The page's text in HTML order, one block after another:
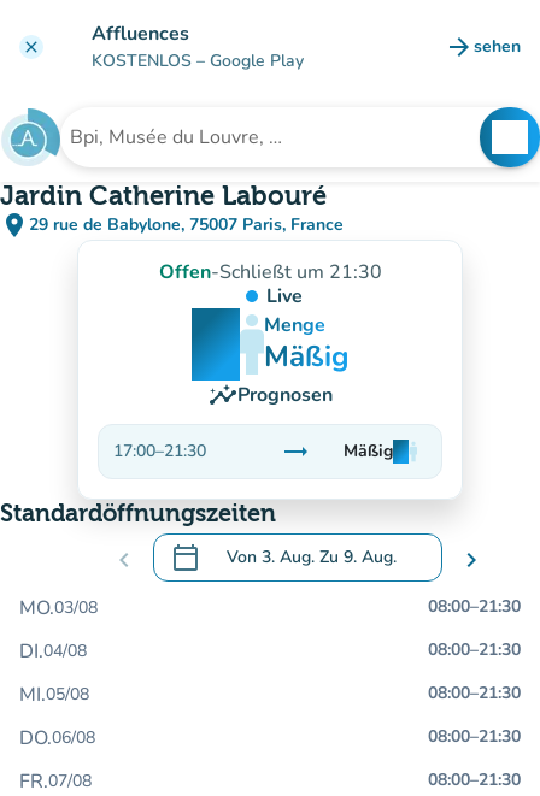
clear Affluences
KOSTENLOS – Google Play arrow_forward sehen
(new
Suche nach einer Einrichtung
Jardin Catherine Labouré
place 29 rue de Babylone, 75007 Paris, France
(in Google Maps öffnen)
(new tab)
Offen-Schließt um 21:30
Live
man
man
manMenge
Mäßig
insightsPrognosen
17:00–21:30 trending_flat
Stabil
Mäßigman
man
man
Standardöffnungszeiten
chevron_left calendar_today Von 3. Aug. Zu 9. Aug.
.Öffnen Sie den Kalender, um Daten zu
chevron_right
MO.03/08 08:00–21:30
DI.04/08 08:00–21:30
MI.05/08 08:00–21:30
DO.06/08 08:00–21:30
FR.07/08 08:00–21:30